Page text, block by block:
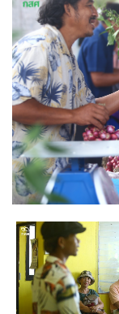
Search
for: